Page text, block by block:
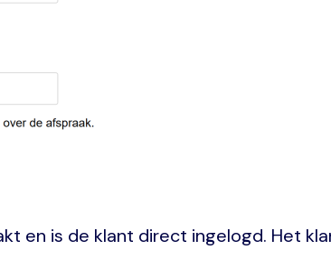
en is de klant direct ingelogd. Het